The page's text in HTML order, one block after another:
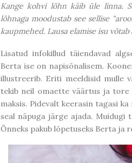
Kange kohvi lõhn käib üle linna.
lõhnaga moodustab see sellise
kaupmehed. Lausa elamise isu
Lisatud infokillud täiendavad
Berta ise on napisõnalisem.
illustreerib. Eriti meeldisid mulle
tekib neil omaette väärtus ja tore
maksis. Pidevalt keerasin tagasi
seal näpuga järge ajada. Muidugi
Õnneks pakub lõpetuseks Berta ja